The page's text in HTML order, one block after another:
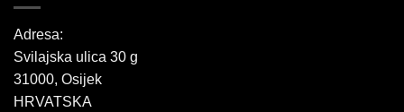
Adresa:
Svilajska ulica 30 g
31000, Osijek
HRVATSKA